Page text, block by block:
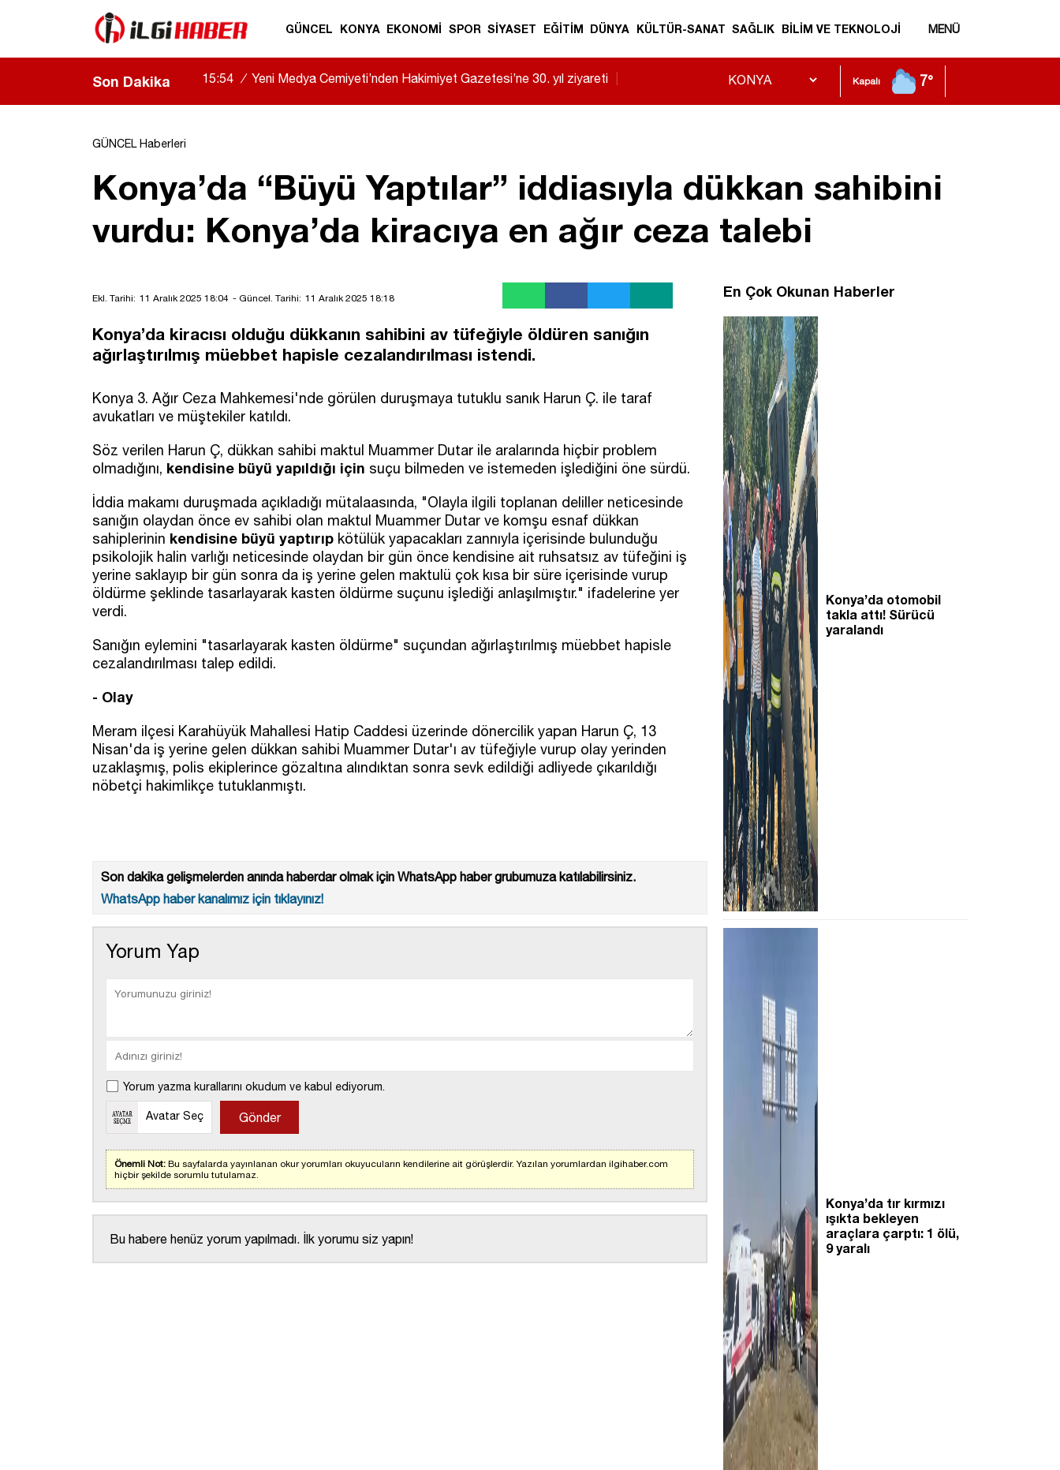
GÜNCEL KONYA EKONOMİ SPOR SİYASET EĞİTİM DÜNYA KÜLTÜR-SANAT SAĞLIK BİLİM VE TEKNOLOJİ MENÜ
Son Dakika 15:54 / Yeni Medya Cemiyeti’nden Hakimiyet Gazetesi’ne 30. yıl ziyareti Kapalı 7°
GÜNCEL Haberleri
Konya’da “Büyü Yaptılar” iddiasıyla dükkan sahibini
vurdu: Konya’da kiracıya en ağır ceza talebi
Ekl. Tarihi: 11 Aralık 2025 18:04 - Güncel. Tarihi: 11 Aralık 2025 18:18
Konya’da kiracısı olduğu dükkanın sahibini av tüfeğiyle öldüren sanığın
ağırlaştırılmış müebbet hapisle cezalandırılması istendi.
Konya 3. Ağır Ceza Mahkemesi'nde görülen duruşmaya tutuklu sanık Harun Ç. ile taraf
avukatları ve müştekiler katıldı.
Söz verilen Harun Ç, dükkan sahibi maktul Muammer Dutar ile aralarında hiçbir problem
olmadığını, kendisine büyü yapıldığı için suçu bilmeden ve istemeden işlediğini öne sürdü.
İddia makamı duruşmada açıkladığı mütalaasında, "Olayla ilgili toplanan deliller neticesinde
sanığın olaydan önce ev sahibi olan maktul Muammer Dutar ve komşu esnaf dükkan
sahiplerinin kendisine büyü yaptırıp kötülük yapacakları zannıyla içerisinde bulunduğu
psikolojik halin varlığı neticesinde olaydan bir gün önce kendisine ait ruhsatsız av tüfeğini iş
yerine saklayıp bir gün sonra da iş yerine gelen maktulü çok kısa bir süre içerisinde vurup
öldürme şeklinde tasarlayarak kasten öldürme suçunu işlediği anlaşılmıştır." ifadelerine yer
verdi.
Sanığın eylemini "tasarlayarak kasten öldürme" suçundan ağırlaştırılmış müebbet hapisle
cezalandırılması talep edildi.
- Olay
Meram ilçesi Karahüyük Mahallesi Hatip Caddesi üzerinde dönercilik yapan Harun Ç, 13
Nisan'da iş yerine gelen dükkan sahibi Muammer Dutar'ı av tüfeğiyle vurup olay yerinden
uzaklaşmış, polis ekiplerince gözaltına alındıktan sonra sevk edildiği adliyede çıkarıldığı
nöbetçi hakimlikçe tutuklanmıştı.
Son dakika gelişmelerden anında haberdar olmak için WhatsApp haber grubumuza katılabilirsiniz.
WhatsApp haber kanalımız için tıklayınız!
Yorum Yap
Yorum yazma kurallarını okudum ve kabul ediyorum.
Avatar Seç
Önemli Not: Bu sayfalarda yayınlanan okur yorumları okuyucuların kendilerine ait görüşlerdir. Yazılan yorumlardan ilgihaber.com
hiçbir şekilde sorumlu tutulamaz.
Bu habere henüz yorum yapılmadı. İlk yorumu siz yapın!
En Çok Okunan Haberler
Konya’da otomobil
takla attı! Sürücü
yaralandı
Konya’da tır kırmızı
ışıkta bekleyen
araçlara çarptı: 1 ölü,
9 yaralı